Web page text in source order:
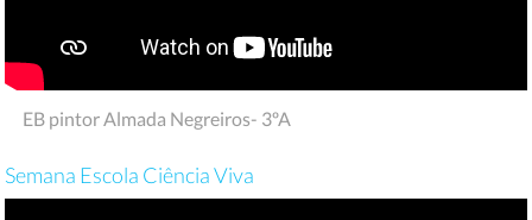
EB pintor Almada Negreiros- 3ºA
Semana Escola Ciência Viva